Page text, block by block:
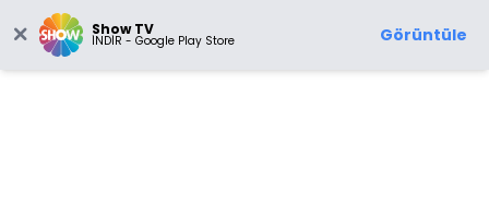
Show TV
İNDİR - Google Play Store Görüntüle